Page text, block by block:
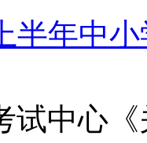
半年中
试中心